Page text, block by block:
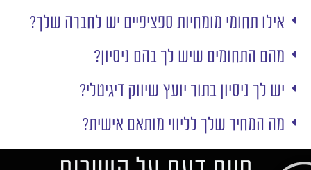
אילו תחומי מומחיות ספציפיים יש לחברה שלך?
מהם התחומים שיש לך בהם ניסיון?
יש לך ניסיון בתור יועץ שיווק דיגיטלי?
מה המחיר שלך לליווי מותאם אישית?